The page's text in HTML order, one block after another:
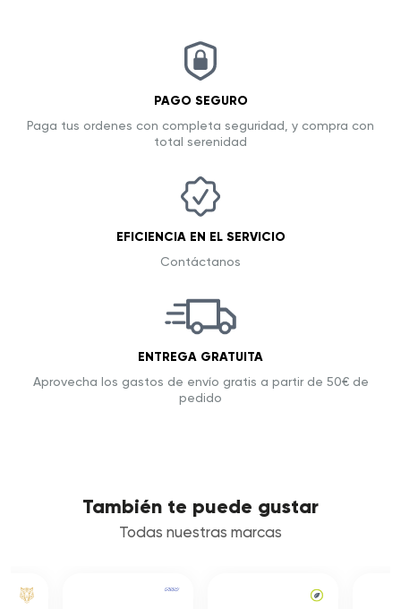
PAGO SEGURO
Paga tus ordenes con completa seguridad, y compra con
total serenidad
EFICIENCIA EN EL SERVICIO
Contáctanos
ENTREGA GRATUITA
Aprovecha los gastos de envío gratis a partir de 50€ de
pedido
También te puede gustar
Todas nuestras marcas